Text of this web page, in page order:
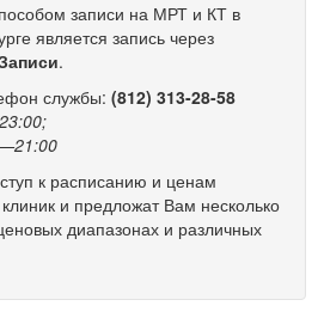
записи на МРТ и КТ в
является запись через
.
службы: (812) 313-28-58
к расписанию и ценам
и предложат Вам несколько
диапазонах и различных